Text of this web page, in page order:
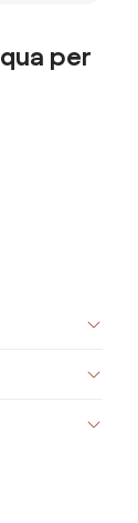
52479 H2OGO
per